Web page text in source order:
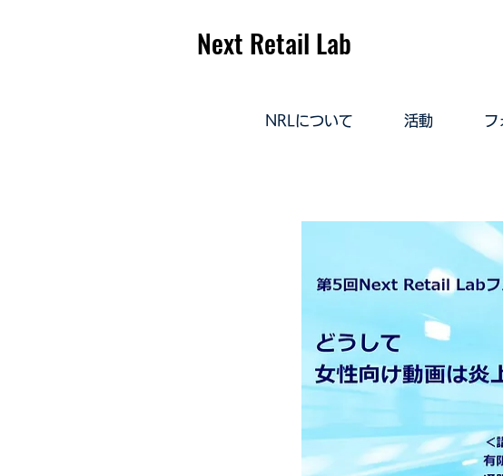
Next Retail Lab
NRLについて 活動 フ